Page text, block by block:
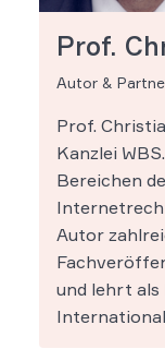
Prof.
Autor &
Prof.
Kanzlei
Bereichen
Autor
und lehrt